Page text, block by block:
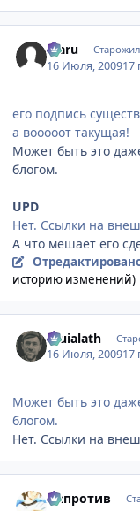
Mаru
16 Июля, 200917
его подпись
а вооооот такущая!
Может быть это
блогом.
UPD
Нет. Ссылки на
А что мешает его
историю изменений)
Eruialath
16 Июля, 200917
Может быть это
блогом.
Нет. Ссылки на
Напротив